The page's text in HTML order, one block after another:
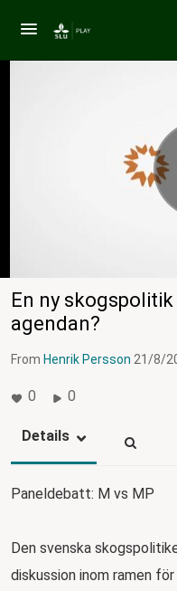
En ny
agendan?
From Henrik Persson 21/8/
0 0
Details
Paneldebatt: M vs MP
Den svenska
diskussion inom ramen